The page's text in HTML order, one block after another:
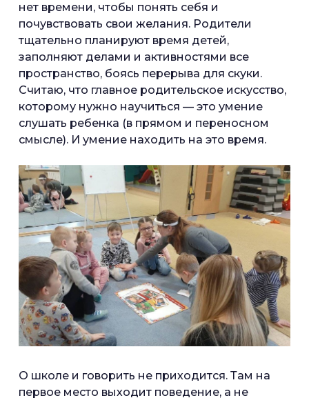
нет времени, чтобы понять себя и
почувствовать свои желания. Родители
тщательно планируют время детей,
заполняют делами и активностями все
пространство, боясь перерыва для скуки.
Считаю, что главное родительское искусство,
которому нужно научиться — это умение
слушать ребенка (в прямом и переносном
смысле). И умение находить на это время.
О школе и говорить не приходится. Там на
первое место выходит поведение, а не